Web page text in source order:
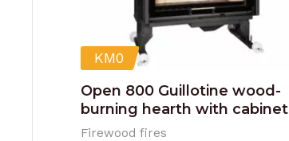
KM0
Open 800 Guillotine wood-
burning hearth with cabinet
Firewood fires